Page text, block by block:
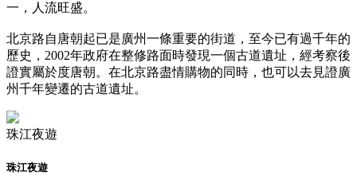
一，人流旺盛。
北京路自唐朝起已是廣州一條重要的街道，至今已有過千年的
歷史，2002年政府在整修路面時發現一個古道遺址，經考察後
證實屬於度唐朝。在北京路盡情購物的同時，也可以去見證廣
州千年變遷的古道遺址。
珠江夜遊
珠江夜遊